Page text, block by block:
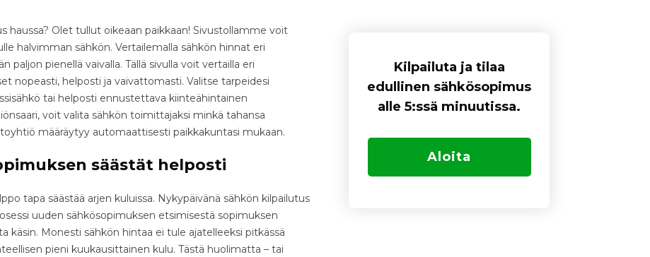
haussa? Olet tullut oikeaan paikkaan! Sivustollamme voit
halvimman sähkön. Vertailemalla sähkön hinnat eri
paljon pienellä vaivalla. Tällä sivulla voit vertailla eri
nopeasti, helposti ja vaivattomasti. Valitse tarpeidesi
tai helposti ennustettava kiinteähintainen
voit valita sähkön toimittajaksi minkä tahansa
määräytyy automaattisesti paikkakuntasi mukaan.
säästät helposti
tapa säästää arjen kuluissa. Nykypäivänä sähkön kilpailutus
uuden sähkösopimuksen etsimisestä sopimuksen
käsin. Monesti sähkön hintaa ei tule ajatelleeksi pitkässä
pieni kuukausittainen kulu. Tästä huolimatta – tai
Kilpailuta ja tilaa
edullinen sähkösopimus
alle 5:ssä minuutissa.
Aloita